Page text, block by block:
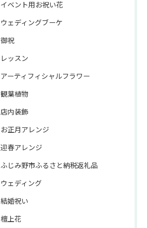
イベント用お祝い花
ウェディングブーケ
御祝
レッスン
アーティフィシャルフラワー
観葉植物
店内装飾
お正月アレンジ
迎春アレンジ
ふじみ野市ふるさと納税返礼品
ウェディング
結婚祝い
檀上花